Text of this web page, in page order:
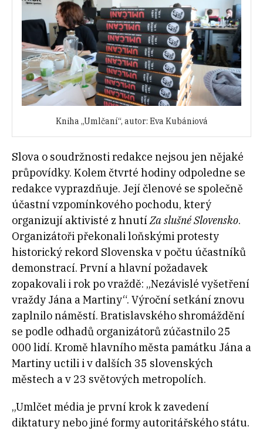
Kniha „Umlčaní“, autor: Eva Kubániová
Slova o soudržnosti redakce nejsou jen nějaké
průpovídky. Kolem čtvrté hodiny odpoledne se
redakce vyprazdňuje. Její členové se společně
účastní vzpomínkového pochodu, který
organizují aktivisté z hnutíZa slušné Slovensko.
Organizátoři překonali loňskými protesty
historický rekord Slovenska v počtu účastníků
demonstrací. První a hlavní požadavek
zopakovali i rok po vraždě: „Nezávislé vyšetření
vraždy Jána a Martiny“. Výroční setkání znovu
zaplnilo náměstí. Bratislavského shromáždění
se podle odhadů organizátorů zúčastnilo 25
000 lidí. Kromě hlavního města památku Jána a
Martiny uctili i v dalších 35 slovenských
městech a v 23 světových metropolích.
„Umlčet média je první krok k zavedení
diktatury nebo jiné formy autoritářského státu.